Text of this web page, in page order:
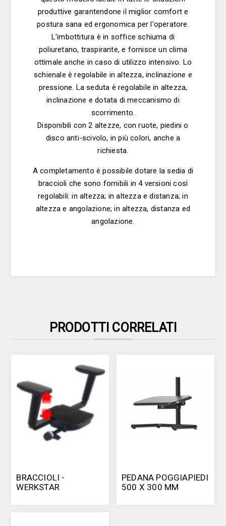
produttive garantendone il miglior comfort e
postura sana ed ergonomica per l'operatore.
L'imbottitura è in soffice schiuma di
poliuretano, traspirante, e fornisce un clima
ottimale anche in caso di utilizzo intensivo. Lo
schienale è regolabile in altezza, inclinazione e
pressione. La seduta è regolabile in altezza,
inclinazione e dotata di meccanismo di
scorrimento.
Disponibili con 2 altezze, con ruote, piedini o
disco anti-scivolo, in più colori, anche a
richiesta.
A completamento è possibile dotare la sedia di
braccioli che sono fornibili in 4 versioni così
regolabili: in altezza; in altezza e distanza; in
altezza e angolazione; in altezza, distanza ed
angolazione.
PRODOTTI CORRELATI
BRACCIOLI -
WERKSTAR
PEDANA POGGIAPIEDI
500 X 300 MM